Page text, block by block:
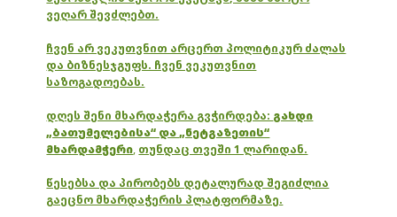
ვეღარ შევძლებთ.
ჩვენ არ ვეკუთვნით არცერთ პოლიტიკურ ძალას
და ბიზნესჯგუფს. ჩვენ ვეკუთვნით
საზოგადოებას.
დღეს შენი მხარდაჭერა გვჭირდება: გახდი
„ბათუმელებისა“ და „ნეტგაზეთის“
მხარდამჭერი, თუნდაც თვეში 1 ლარიდან.
წესებსა და პირობებს დეტალურად შეგიძლია
გაეცნო მხარდაჭერის პლატფორმაზე.